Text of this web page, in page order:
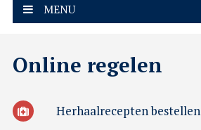
MENU
Online regelen
Herhaalrecepten bestellen